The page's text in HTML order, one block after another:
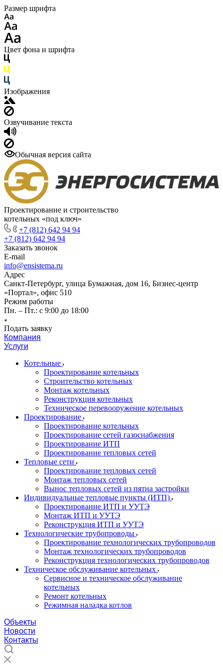
Размер шрифта
Цвет фона и шрифта
Изображения
Озвучивание текста
Обычная версия сайта
Проектирование и строительство
котельных «под ключ»
+7 (812) 642 94 94
+7 (812) 642 94 94
Заказать звонок
E-mail
info@ensistema.ru
Адрес
Санкт-Петербург, улица Бумажная, дом 16, Бизнес-центр
«Портал», офис 510
Режим работы
Пн. – Пт.: с 9:00 до 18:00
Подать заявку
Компания
Услуги
Котельные
Проектирование котельных
Строительство котельных
Монтаж котельных
Реконструкция котельных
Техническое перевооружение котельных
Проектирование
Проектирование котельных
Проектирование сетей газоснабжения
Проектирование ИТП
Проектирование тепловых сетей
Тепловые сети
Проектирование тепловых сетей
Монтаж тепловых сетей
Вынос тепловых сетей из пятна застройки
Индивидуальные тепловые пункты (ИТП)
Проектирование ИТП и УУТЭ
Монтаж ИТП и УУТЭ
Реконструкция ИТП и УУТЭ
Технологические трубопроводы
Проектирование технологических трубопроводов
Монтаж технологических трубопроводов
Реконструкция технологических трубопроводов
Техническое обслуживание котельных
Сервисное и техническое обслуживание
котельных
Ремонт котельных
Режимная наладка котлов
Объекты
Новости
Контакты